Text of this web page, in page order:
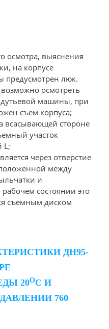
осмотра, выяснения
на корпусе
предусмотрен люк.
осмотреть
машины, при
съем корпуса;
всасывающей стороне
участок
L;
через отверстие
между
и
состоянии это
съемным диском
ДН95-
20ОС И
760